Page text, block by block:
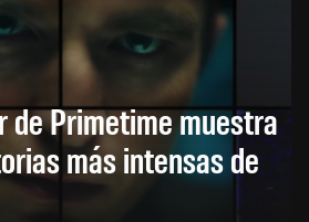
de Primetime muestra
más intensas de